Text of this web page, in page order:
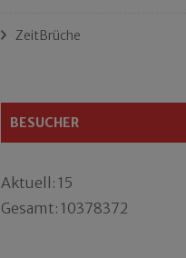
ZeitBrüche
BESUCHER
Aktuell: 15
Gesamt: 10378372